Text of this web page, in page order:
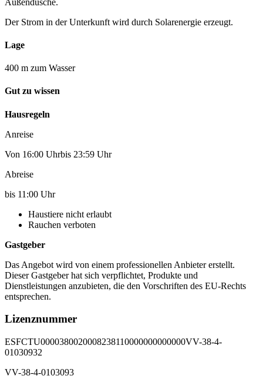
Der Strom in der Unterkunft wird durch Solarenergie erzeugt.
Lage
400 m zum Wasser
Gut zu wissen
Hausregeln
Anreise
Von 16:00 Uhrbis 23:59 Uhr
Abreise
bis 11:00 Uhr
Haustiere nicht erlaubt
Rauchen verboten
Gastgeber
Das Angebot wird von einem professionellen Anbieter erstellt.
Dieser Gastgeber hat sich verpflichtet, Produkte und
Dienstleistungen anzubieten, die den Vorschriften des EU-Rechts
entsprechen.
Lizenznummer
ESFCTU0000380020008238110000000000000VV-38-4-
01030932
VV-38-4-0103093